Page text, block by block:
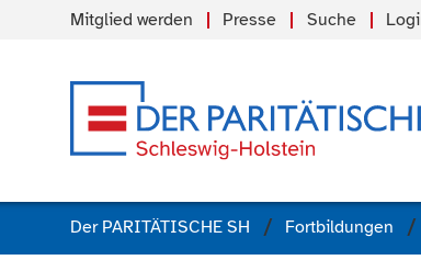
Mitglied werden Presse Suche
Der PARITÄTISCHE SH Fortbildungen